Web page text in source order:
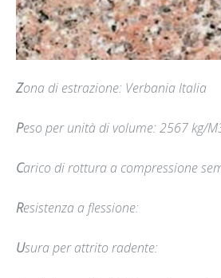
Zona di estrazione: Verbania Italia
Peso per unità di volume: 2567 kg/
Carico di rottura a compressione
Resistenza a flessione:
Usura per attrito radente: